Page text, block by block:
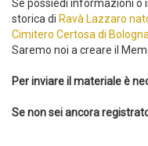
Se possiedi informazioni o
storica di Ravà Lazzaro
Cimitero Certosa di Bologna
Saremo noi a creare il
Per inviare il materiale è
Se non sei ancora